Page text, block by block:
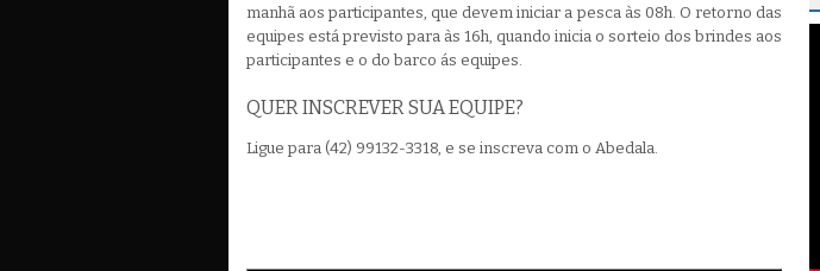
manhã aos participantes, que devem iniciar a pesca às 08h. O retorno das
equipes está previsto para às 16h, quando inicia o sorteio dos brindes aos
participantes e o do barco ás equipes.
QUER INSCREVER SUA EQUIPE?
Ligue para (42) 99132-3318, e se inscreva com o Abedala.